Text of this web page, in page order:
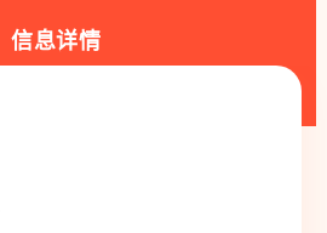
信息详情